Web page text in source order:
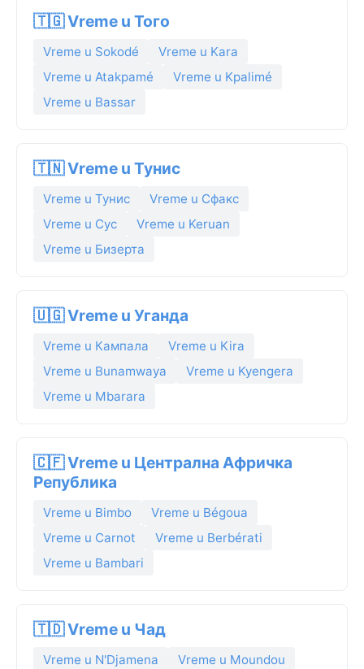
🇹🇬 Vreme u Того
Vreme u Sokodé
Vreme u Kara
Vreme u Atakpamé
Vreme u Kpalimé
Vreme u Bassar
🇹🇳 Vreme u Тунис
Vreme u Тунис
Vreme u Сфакс
Vreme u Сус
Vreme u Keruan
Vreme u Бизерта
🇺🇬 Vreme u Уганда
Vreme u Кампала
Vreme u Kira
Vreme u Bunamwaya
Vreme u Kyengera
Vreme u Mbarara
🇨🇫 Vreme u Централна Афричка
Република
Vreme u Bimbo
Vreme u Bégoua
Vreme u Carnot
Vreme u Berbérati
Vreme u Bambari
🇹🇩 Vreme u Чад
Vreme u N'Djamena
Vreme u Moundou